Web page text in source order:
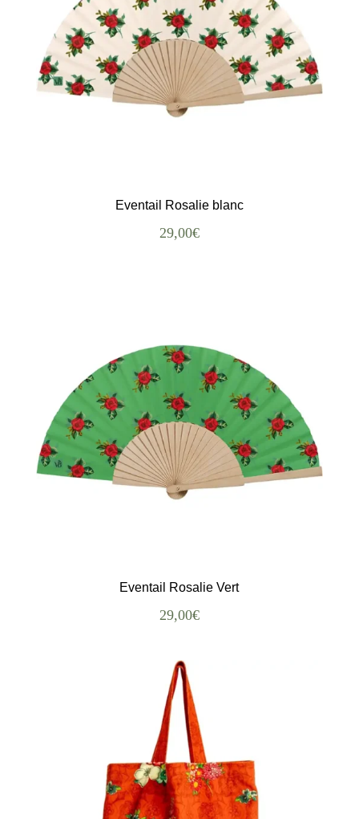
Eventail Rosalie blanc
29,00€
Eventail Rosalie Vert
29,00€